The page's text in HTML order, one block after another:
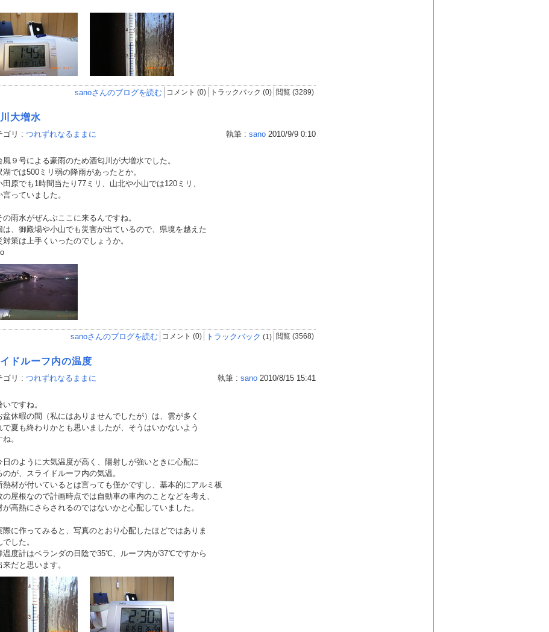
sanoさんのブログを読む コメント (0) トラックバック (0) 閲覧 (3289)
大増水
ゴリ : つれずれなるままに 執筆 : sano 2010/9/9 0:10
９号による豪雨のため酒匂川が大増水でした。
湖では500ミリ弱の降雨があったとか。
原でも1時間当たり77ミリ、山北や小山では120ミリ、
言っていました。
雨水がぜんぶここに来るんですね。
は、御殿場や小山でも災害が出ているので、県境を越えた
対策は上手くいったのでしょうか。
sanoさんのブログを読む コメント (0) トラックバック (1) 閲覧 (3568)
ドルーフ内の温度
ゴリ : つれずれなるままに 執筆 : sano 2010/8/15 15:41
ですね。
休暇の間（私にはありませんでしたが）は、雲が多く
で夏も終わりかとも思いましたが、そうはいかないよう
。
のように大気温度が高く、陽射しが強いときに心配に
のが、スライドルーフ内の気温。
材が付いているとは言っても僅かですし、基本的にアルミ板
の屋根なので計画時点では自動車の車内のことなどを考え、
が高熱にさらされるのではないかと心配していました。
に作ってみると、写真のとおり心配したほどではありま
した。
度計はベランダの日陰で35℃、ルーフ内が37℃ですから
来だと思います。